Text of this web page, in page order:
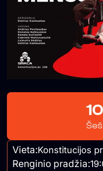
Vieta:Konstitucijos
Renginio pradžia: